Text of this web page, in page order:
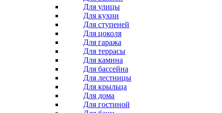
Для улицы
Для кухни
Для ступеней
Для цоколя
Для гаража
Для террасы
Для камина
Для бассейна
Для лестницы
Для крыльца
Для дома
Для гостиной